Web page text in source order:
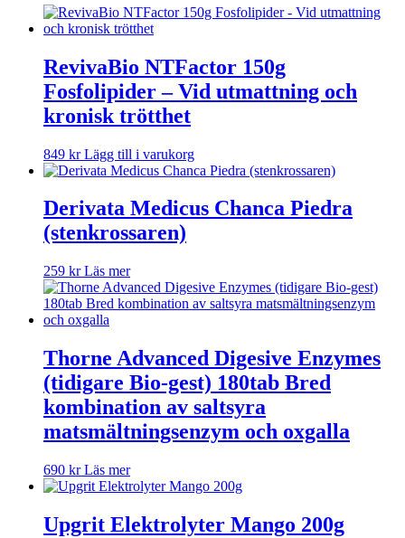
popularitet
RevivaBio NTFactor 150g
Fosfolipider – Vid utmattning och
kronisk trötthet
849 kr Lägg till i varukorg
Derivata Medicus Chanca Piedra
(stenkrossaren)
259 kr Läs mer
Thorne Advanced Digesive Enzymes
(tidigare Bio-gest) 180tab Bred
kombination av saltsyra
matsmältningsenzym och oxgalla
690 kr Läs mer
Upgrit Elektrolyter Mango 200g